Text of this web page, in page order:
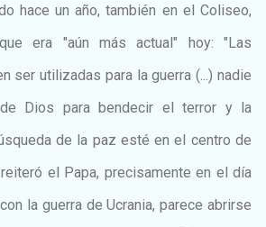
hace un año, también en el Coliseo,
era "aún más actual" hoy: "Las
ser utilizadas para la guerra (...) nadie
Dios para bendecir el terror y la
de la paz esté en el centro de
el Papa, precisamente en el día
la guerra de Ucrania, parece abrirse